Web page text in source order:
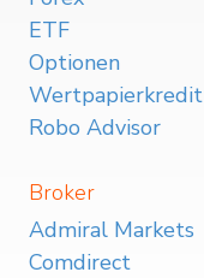
ETF
Optionen
Wertpapierkredit
Robo Advisor
Broker
Admiral Markets
Comdirect